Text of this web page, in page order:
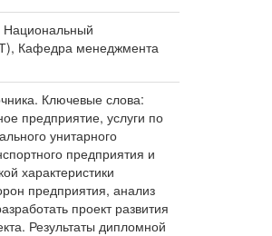
Национальный
Кафедра менеджмента
Ключевые слова:
предприятие, услуги по
унитарного
предприятия и
характеристики
предприятия, анализ
проект развития
Результаты дипломной